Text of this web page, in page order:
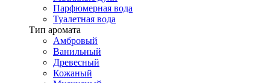
Парфюмерная вода
Туалетная вода
Тип аромата
Амбровый
Ванильный
Древесный
Кожаный